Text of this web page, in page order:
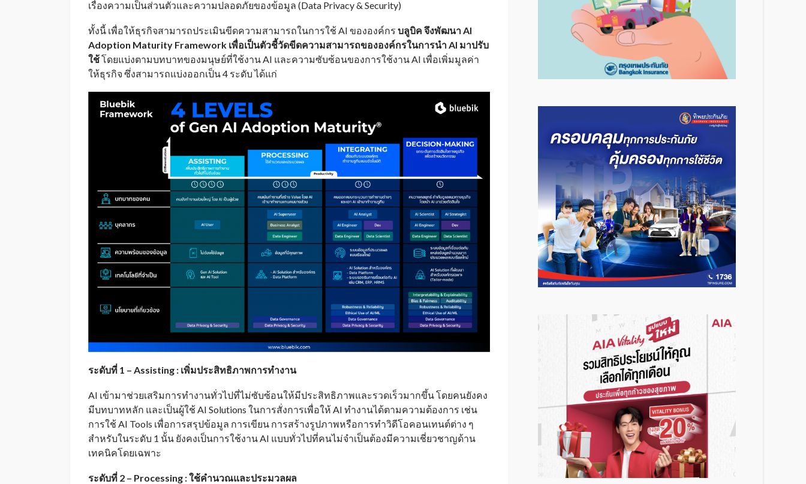
เรื่องความเป็นส่วนตัวและความปลอดภัยของข้อมูล (Data Privacy & Security)
ทั้งนี้ เพื่อให้ธุรกิจสามารถประเมินขีดความสามารถในการใช้ AI ขององค์กร บลูบิค จึงพัฒนาAI
Adoption Maturity Framework เพื่อเป็นตัวชี้วัดขีดความสามารถขององค์กรในการนำ AI มาปรับ
ใช้โดยแบ่งตามบทบาทของมนุษย์ที่ใช้งาน AI และความซับซ้อนของการใช้งาน AI เพื่อเพิ่มมูลค่า
ให้ธุรกิจ ซึ่งสามารถแบ่งออกเป็น 4 ระดับ ได้แก่
ระดับที่ 1 – Assisting : เพิ่มประสิทธิภาพการทำงาน
AI เข้ามาช่วยเสริมการทำงานทั่วไปที่ไม่ซับซ้อนให้มีประสิทธิภาพและรวดเร็วมากขึ้น โดยคนยังคง
มีบทบาทหลัก และเป็นผู้ใช้ AI Solutions ในการสั่งการเพื่อให้ AI ทำงานได้ตามความต้องการ เช่น
การใช้ AI Tools เพื่อการสรุปข้อมูล การเขียน การสร้างรูปภาพหรือการทำวิดีโอคอนเทนต์ต่าง ๆ
สำหรับในระดับ 1 นั้น ยังคงเป็นการใช้งาน AI แบบทั่วไปที่คนไม่จำเป็นต้องมีความเชี่ยวชาญด้าน
เทคนิคโดยเฉพาะ
ระดับที่ 2 – Processing : ใช้คำนวณและประมวลผล